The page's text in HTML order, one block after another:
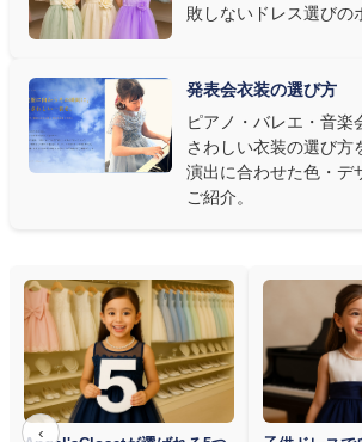
発表会ドレス選びで見落とされがちなのが"動
アノならペダル操作を妨げない丈感、バイオ
右腕のゆとり、管楽器なら胸元の締め付け
質は衣装で変わります。Angel's Closetのレ
アノ教師の店長が発表会・コンクールでのご
た商品
を多数ご用意しています。
敗しないドレス選びの
発表会衣装の選び方
ピアノ・バレエ・音楽
さわしい衣装の選び方
演出に合わせた色・デ
ご紹介。
‹